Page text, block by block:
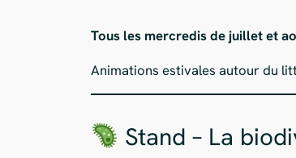
Tous les mercredis de juillet et
Animations estivales autour du
Stand – La